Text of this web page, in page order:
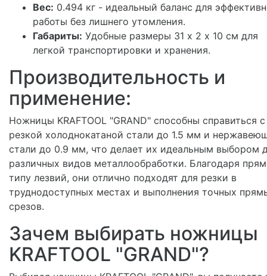
Вес: 0.494 кг - идеальный баланс для
работы без лишнего утомления.
Габариты: Удобные размеры 31 х 2 х 10 см для
легкой транспортировки и хранения.
Производительность и
применение:
Ножницы KRAFTOOL "GRAND" способны справиться с
резкой холоднокатаной стали до 1.5 мм и
стали до 0.9 мм, что делает их идеальным выбором
различных видов металлообработки. Благодаря
типу лезвий, они отлично подходят для резки в
труднодоступных местах и выполнения точных
срезов.
Зачем выбирать ножницы
KRAFTOOL "GRAND"?